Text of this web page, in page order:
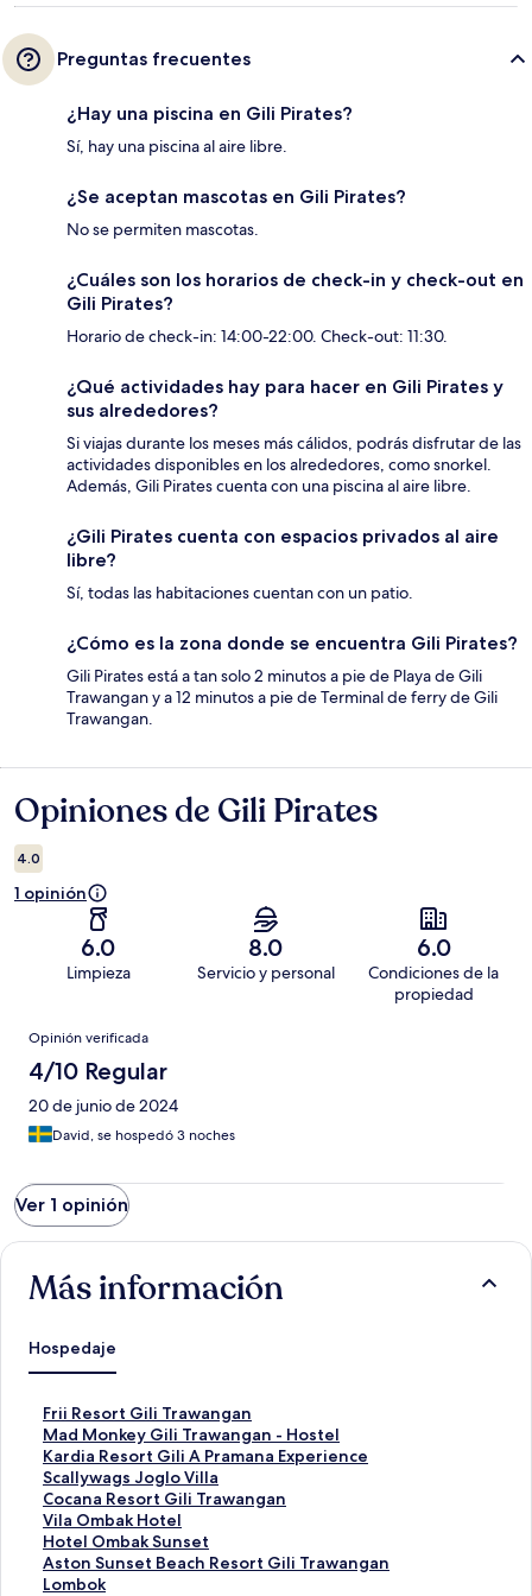
Preguntas frecuentes
¿Hay una piscina en Gili Pirates?
Sí, hay una piscina al aire libre.
¿Se aceptan mascotas en Gili Pirates?
No se permiten mascotas.
¿Cuáles son los horarios de check-in y check-out en
Gili Pirates?
Horario de check-in: 14:00-22:00. Check-out: 11:30.
¿Qué actividades hay para hacer en Gili Pirates y
sus alrededores?
Si viajas durante los meses más cálidos, podrás disfrutar de las
actividades disponibles en los alrededores, como snorkel.
Además, Gili Pirates cuenta con una piscina al aire libre.
¿Gili Pirates cuenta con espacios privados al aire
libre?
Sí, todas las habitaciones cuentan con un patio.
¿Cómo es la zona donde se encuentra Gili Pirates?
Gili Pirates está a tan solo 2 minutos a pie de Playa de Gili
Trawangan y a 12 minutos a pie de Terminal de ferry de Gili
Trawangan.
Opiniones
Opiniones de Gili Pirates
4.0
1 opinión
6.0
Limpieza
8.0
Servicio y personal
6.0
Condiciones de la
propiedad
Opiniones
Opinión verificada
4/10 Regular
20 de junio de 2024
David, se hospedó 3 noches
Ver 1 opinión
Más información
Hospedaje
Frii Resort Gili Trawangan
E
n
l
a
c
e
p
a
r
Mad Monkey Gili Trawangan - Hostel
E
n
l
a
c
e
p
a
Kardia Resort Gili A Pramana Experience
E
n
l
a
c
e
p
Scallywags Joglo Villa
E
n
l
a
c
e
Cocana Resort Gili Trawangan
E
n
l
a
c
Vila Ombak Hotel
E
n
l
a
Hotel Ombak Sunset
E
n
l
Aston Sunset Beach Resort Gili Trawangan
Lombok
E
n